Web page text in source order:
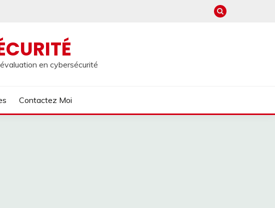
en cybersécurité
Contactez Moi